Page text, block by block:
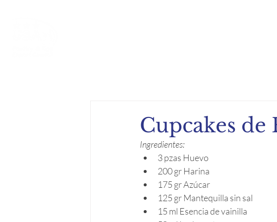
Cupcakes de
Ingredientes:
3 pzas Huevo
200 gr Harina
175 gr Azúcar
125 gr Mantequilla sin sal
15 ml Esencia de vainilla